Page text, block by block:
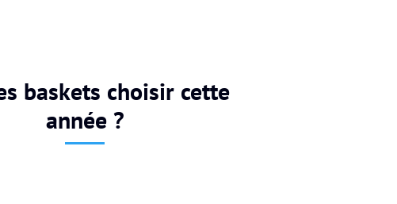
baskets choisir cette
année ?